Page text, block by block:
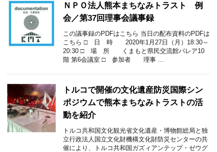
ＮＰＯ法人熊本まちなみトラスト 例
会／第37回理事会議事録
この議事録のPDFはこちら 当日の配布資料のPDFは
こちら □ 日 時 2020年1月27日（月）18:30～
20:30 □ 場 所 くまもと県民交流館パレア10
階 第6会議室 □ 参加者 理事 ...
トルコで開催の文化遺産防災国際シン
ポジウムで熊本まちなみトラストの活
動を紹介
トルコ共和国文化観光省文化遺産・博物館総局と独
立行政法人国立文化財機構文化財防災センターの共
催により、トルコ共和国ガズィアンテップ・ゼウグ